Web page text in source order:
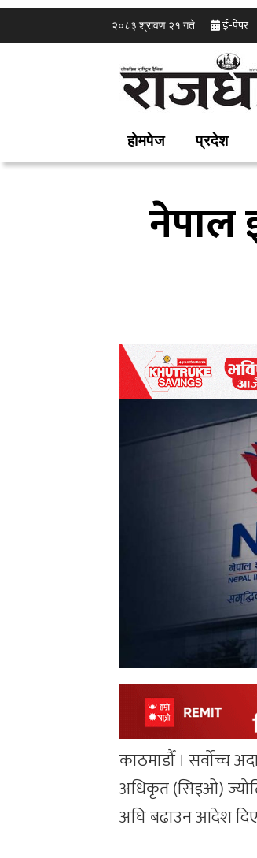
२०८३ श्रावण २१ गते ई-पेपर
होमपेज प्रदेश
नेपाल
काठमाडौँ । सर्वोच्च
अधिकृत (सिइओ)
अघि बढाउन आदेश